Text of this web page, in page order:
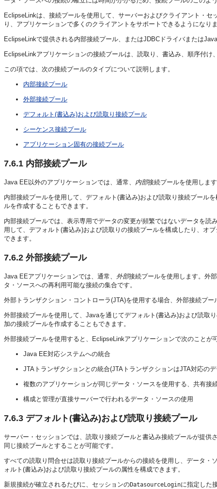
EclipseLinkは、接続プールを使用して、サーバーおよびクライアント・
り、アプリケーションで多くのクライアントをサポートできるようになり
EclipseLinkで提供される内部接続プール、またはJDBCドライバまたは
EclipseLinkアプリケーションの接続プールは、読取り、書込み、順序付
この項では、次の接続プールのタイプについて説明します。
内部接続プール
外部接続プール
デフォルト(書込み)および読取り接続プール
シーケンス接続プール
アプリケーション固有の接続プール
7.6.1 内部接続プール
Java EE以外のアプリケーションでは、通常、 内部接続プールを使用しま
内部接続プールを使用して、デフォルト(書込み)および読取り接続プール
ルを作成することもできます。
内部接続プールでは、表示専用でデータの変更が頻繁ではないデータを
用して、デフォルト(書込み)および読取りの接続プールを構成したり、オ
できます。
7.6.2 外部接続プール
Java EEアプリケーションでは、通常、 外部接続プールを使用します。外
タ・ソースへの再利用可能な接続の集合です。
外部トランザクション・コントローラ(JTA)を使用する場合、外部接続プ
外部接続プールを使用して、Javaを通じてデフォルト(書込み)および読取
加の接続プールを作成することもできます。
外部接続プールを使用すると、EclipseLinkアプリケーションで次のことが
Java EE対応システムへの統合
JTAトランザクションとの統合(JTAトランザクションはJTA対応の
複数のアプリケーションが同じデータ・ソースを使用する、共有接
構成と管理が直接サーバーで行われるデータ・ソースの使用
7.6.3 デフォルト(書込み)および読取り接続プール
サーバー・セッションでは、読取り接続プールと書込み接続プールが提
同じ接続プールとすることが可能です。
すべての読取り問合せは読取り接続プールからの接続を使用し、データ
ォルト(書込み)および読取り接続プールの属性を構成できます。
新規接続が確立されるたびに、セッションのDatasourceLoginに指定した